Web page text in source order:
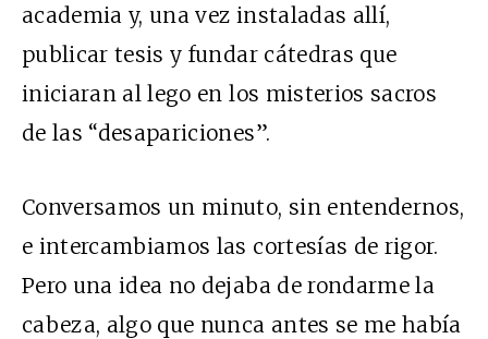
academia y, una vez instaladas allí,
publicar tesis y fundar cátedras que
iniciaran al lego en los misterios sacros
de las “desapariciones”.
Conversamos un minuto, sin entendernos,
e intercambiamos las cortesías de rigor.
Pero una idea no dejaba de rondarme la
cabeza, algo que nunca antes se me había